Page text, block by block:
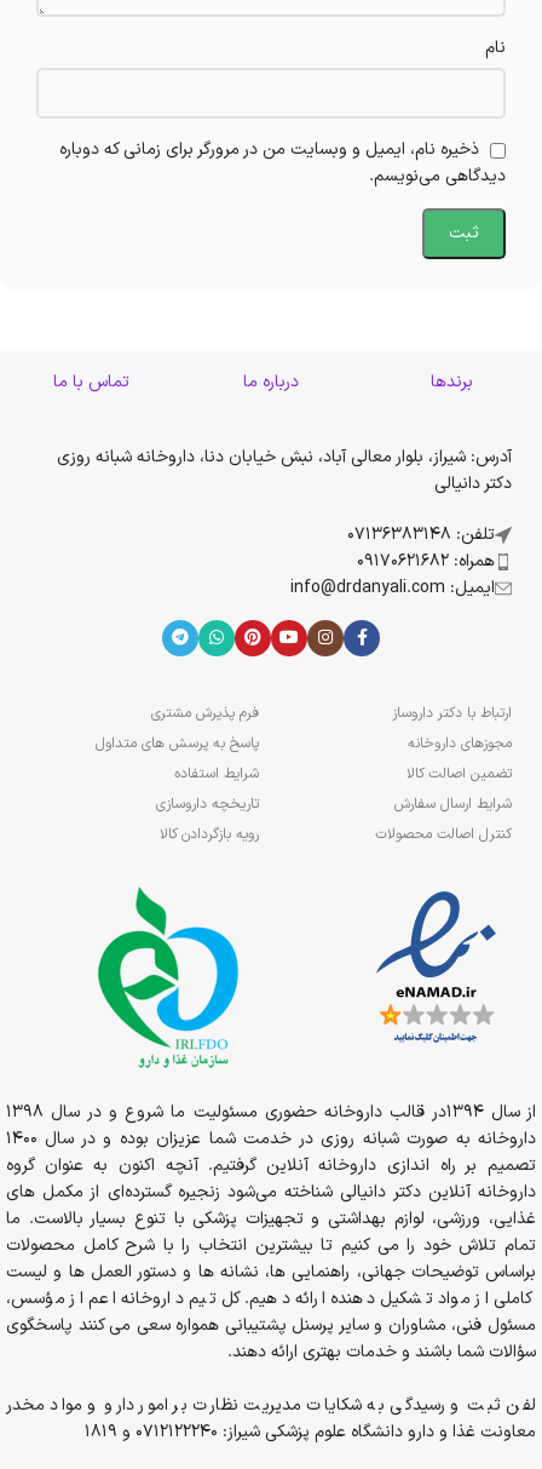
نام
ذخیره نام، ایمیل و وبسایت من در مرورگر برای زمانی که دوباره
دیدگاهی می‌نویسم.
برندها درباره ما تماس با ما
آدرس: شیراز، بلوار معالی آباد، نبش خیابان دنا، داروخانه شبانه روزی
دکتر دانیالی
تلفن: 07136383148
همراه: 09170621682
ایمیل: info@drdanyali.com
ارتباط با دکتر داروساز
مجوزهای داروخانه
تضمین اصالت کالا
شرایط ارسال سفارش
کنترل اصالت محصولات
فرم پذیرش مشتری
پاسخ به پرسش های متداول
شرایط استفاده
تاریخچه داروسازی
رویه بازگردادن کالا
از سال 1394در قالب داروخانه حضوری مسئولیت ما شروع و در سال 1398
داروخانه به صورت شبانه روزی در خدمت شما عزیزان بوده و در سال 1400
تصمیم بر راه اندازی داروخانه آنلاین گرفتیم. آنچه اکنون به عنوان گروه
داروخانه آنلاین دکتر دانیالی شناخته می‌شود زنجیره گسترده‌ای از مکمل های
غذایی، ورزشی، لوازم بهداشتی و تجهیزات پزشکی با تنوع بسیار بالاست. ما
تمام تلاش خود را می کنیم تا بیشترین انتخاب را با شرح کامل محصولات
براساس توضیحات جهانی، راهنمایی ها، نشانه ها و دستور العمل ها و لیست
کاملی از مواد تشکیل دهنده ارائه دهیم. کل تیم داروخانه اعم از مؤسس،
مسئول فنی، مشاوران و سایر پرسنل پشتیبانی همواره سعی می کنند پاسخگوی
سؤالات شما باشند و خدمات بهتری ارائه دهند.
لفن ثبت و رسیدگی به شکایات مدیریت نظارت بر امور دارو و مواد مخدر
معاونت غذا و دارو دانشگاه علوم پزشکی شیراز: 0712122240 و 1819